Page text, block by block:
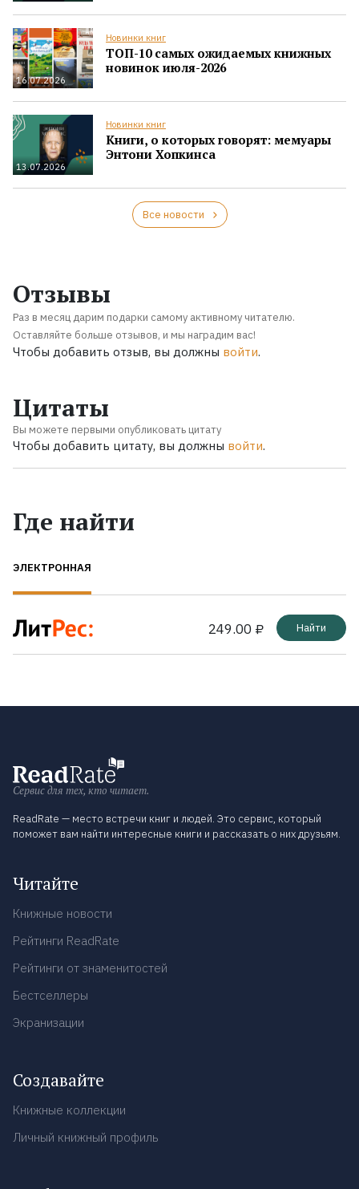
16.07.2026
Новинки книг
ТОП-10 самых ожидаемых книжных
новинок июля-2026
13.07.2026
Новинки книг
Книги, о которых говорят: мемуары
Энтони Хопкинса
Все новости
Отзывы
Раз в месяц дарим подарки самому активному читателю.
Оставляйте больше отзывов, и мы наградим вас!
Чтобы добавить отзыв, вы должны войти.
Цитаты
Вы можете первыми опубликовать цитату
Чтобы добавить цитату, вы должны войти.
Где найти
ЭЛЕКТРОННАЯ
249.00 ₽ Найти
Сервис для тех, кто читает.
ReadRate — место встречи книг и людей. Это сервис, который
поможет вам найти интересные книги и рассказать о них друзьям.
Читайте
Книжные новости
Рейтинги ReadRate
Рейтинги от знаменитостей
Бестселлеры
Экранизации
Создавайте
Книжные коллекции
Личный книжный профиль